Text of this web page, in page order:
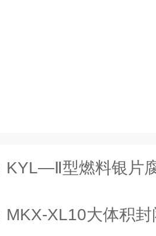
KYL—Ⅱ型燃料银片
MKX-XL10大体积